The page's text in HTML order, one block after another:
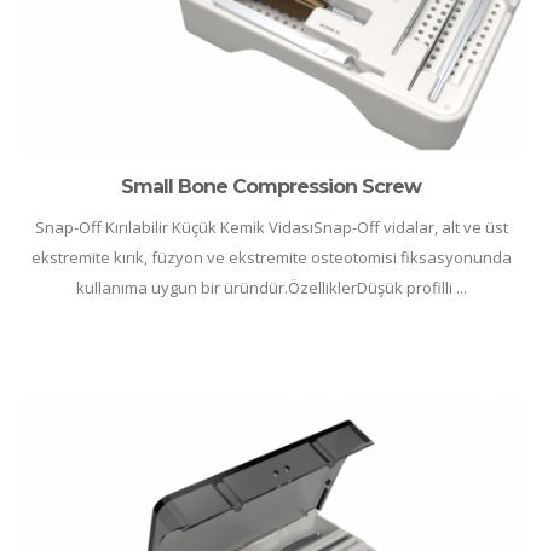
Small Bone Compression Screw
Snap-Off Kırılabilir Küçük Kemik VidasıSnap-Off vidalar, alt ve üst
ekstremite kırık, füzyon ve ekstremite osteotomisi fiksasyonunda
kullanıma uygun bir üründür.ÖzelliklerDüşük profilli ...